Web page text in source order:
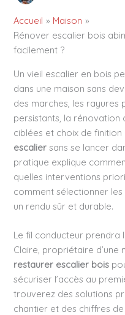
Accueil
Maison
Rénover escalier bois
facilement ?
Un vieil escalier en bois
dans une maison sans
des marches, les rayures
persistants, la
ciblées et choix de
escalier sans se lancer
pratique explique
quelles interventions
comment sélectionner les
un rendu sûr et durable.
Le fil conducteur prendra
Claire, propriétaire d’une
restaurer escalier bois
sécuriser l’accès au
trouverez des solutions
chantier et des chiffres